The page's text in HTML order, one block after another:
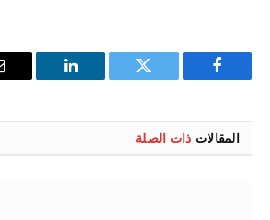
فيسبوك تويتر لينكدإن
المقالات ذات الصلة